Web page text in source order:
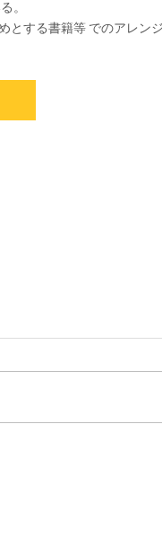
。
とする書籍等 でのアレン